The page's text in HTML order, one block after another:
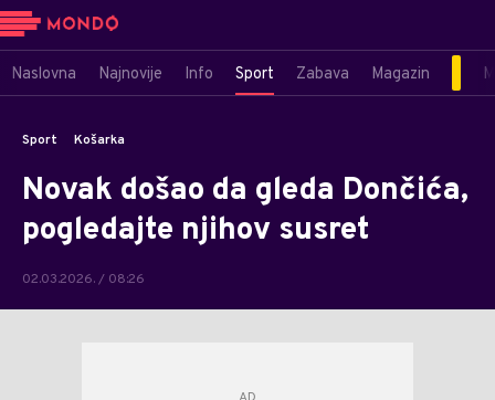
Naslovna Najnovije Info Sport Zabava Magazin
Sport Košarka
Novak došao da gleda Dončića,
pogledajte njihov susret
02.03.2026. / 08:26